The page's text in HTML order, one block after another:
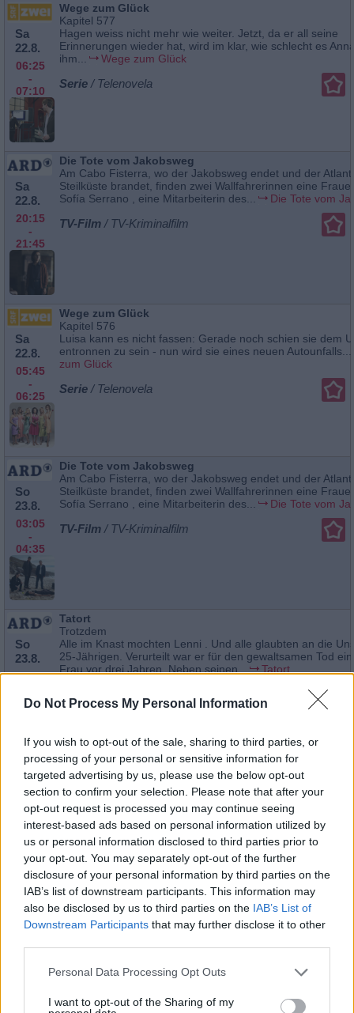
Do Not Process My Personal Information
If you wish to opt-out of the sale, sharing to third parties, or
processing of your personal or sensitive information for
targeted advertising by us, please use the below opt-out
section to confirm your selection. Please note that after your
opt-out request is processed you may continue seeing
interest-based ads based on personal information utilized by
us or personal information disclosed to third parties prior to
your opt-out. You may separately opt-out of the further
disclosure of your personal information by third parties on the
IAB’s list of downstream participants. This information may
also be disclosed by us to third parties on the IAB’s List of
Downstream Participants that may further disclose it to other
Personal Data Processing Opt Outs
I want to opt-out of the Sharing of my
Sa
22.8.
06:25
-
07:10
Wege zum Glück
Kapitel 577
Hagen weiss nicht mehr wie weiter. Jetzt, da er all seine
Erinnerungen wieder hat, wird im klar, wie schlecht es
ihm...
Wege zum Glück
Serie / Telenovela
Sa
22.8.
20:15
-
21:45
Die Tote vom Jakobsweg
Am Cabo Fisterra, wo der Jakobsweg endet und der
Steilküste brandet, finden zwei Wallfahrerinnen eine
Sofía Serrano , eine Mitarbeiterin des...
Die Tote vom
TV-Film / TV-Kriminalfilm
Sa
22.8.
05:45
-
06:25
Wege zum Glück
Kapitel 576
Luisa kann es nicht fassen: Gerade noch schien sie dem
entronnen zu sein - nun wird sie eines neuen Autounfalls...
zum Glück
Serie / Telenovela
So
23.8.
03:05
-
04:35
Die Tote vom Jakobsweg
Am Cabo Fisterra, wo der Jakobsweg endet und der
Steilküste brandet, finden zwei Wallfahrerinnen eine
Sofía Serrano , eine Mitarbeiterin des...
Die Tote vom
TV-Film / TV-Kriminalfilm
So
23.8.
20:15
21:45
Tatort
Trotzdem
Alle im Knast mochten Lenni . Und alle glaubten an die
25-Jährigen. Verurteilt war er für den gewaltsamen Tod
Frau vor drei Jahren. Neben seinen...
Tatort
Mo
24.8.
16:10
-
16:55
Wege zum Glück
Was führt Annabelle im Schilde? Wie wird sie sich
die Angriffe von Hagen und Simon? Richard und Helena
derweil das...
Wege zum Glück
Serie/ Telenovela
Di
Wege zum Glück
Simon fasst einen mutigen Plan, wie er Annabelle
zum Glück
Serie/ Telenovela